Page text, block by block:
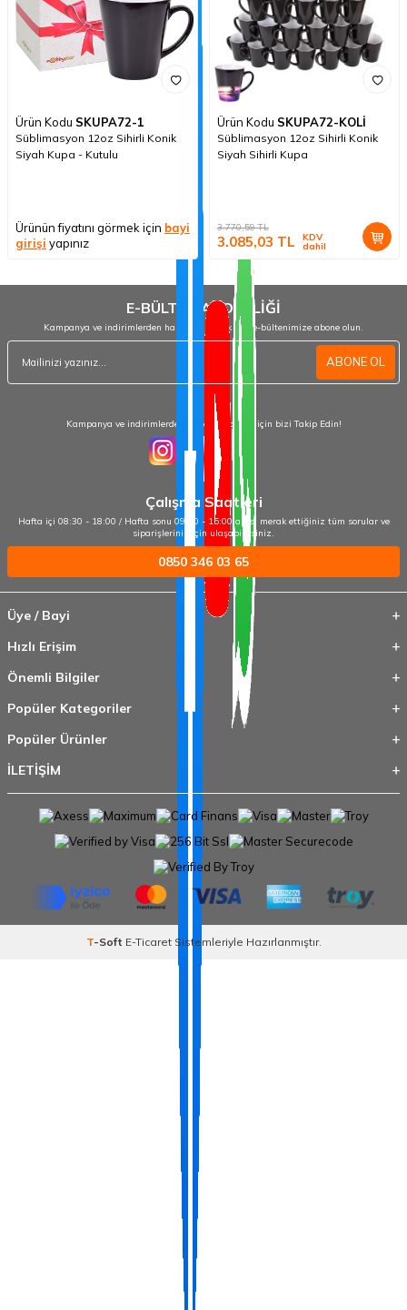
Ürün Kodu SKUPA72-1
Süblimasyon 12oz Sihirli Konik
Siyah Kupa - Kutulu
Ürünün fiyatını görmek için bayi
girişi yapınız
Ürün Kodu SKUPA72-KOLİ
Süblimasyon 12oz Sihirli Konik
Siyah Sihirli Kupa
3.770,59TL
3.085,03 TL KDV
dahil
E-BÜLTEN ABONELİĞİ
Kampanya ve indirimlerden haberdar olmak için e-bültenimize abone olun.
ABONE OL
Kampanya ve indirimlerden haberdar olmak için bizi Takip Edin!
Çalışma Saatleri
Hafta içi 08:30 - 18:00 / Hafta sonu 09:00 - 15:00 arası merak ettiğiniz tüm sorular ve
siparişleriniz için ulaşabilirsiniz.
0850 346 03 65
Üye / Bayi
Hızlı Erişim
Önemli Bilgiler
Popüler Kategoriler
Popüler Ürünler
İLETİŞİM
T-Soft E-TicaretSistemleriyle Hazırlanmıştır.